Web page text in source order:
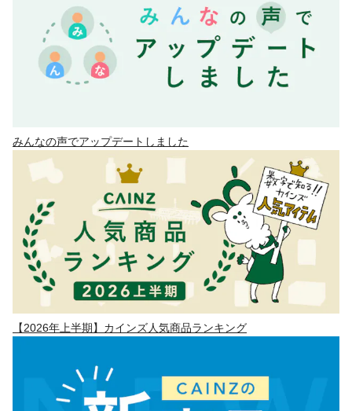
みんなの声でアップデートしました
【2026年上半期】カインズ人気商品ランキング